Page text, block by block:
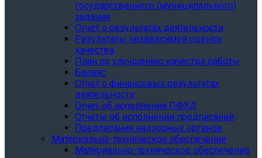
государственного (муниципального)
задания
Отчёт о результатах деятельности
Результаты независимой оценки
качества
План по улучшению качества работы
Баланс
Отчет о финансовых результатах
деятельности
Отчет об исполнении ПФХД
Отчеты об исполнении предписаний
Предписания надзорных органов
Материально-техническое обеспечение
Материально-техническое обеспечение